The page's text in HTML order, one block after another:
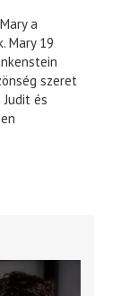
a
Mary 19
szeret
és